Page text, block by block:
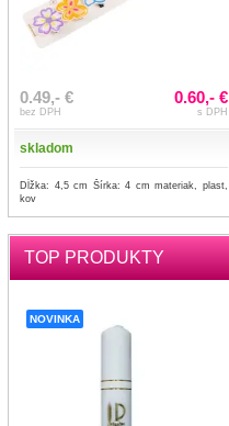
0.49,- €
bez DPH
0.60,- €
s DPH
skladom
Dĺžka: 4,5 cm Šírka: 4 cm materiak, plast,
kov
TOP PRODUKTY
NOVINKA